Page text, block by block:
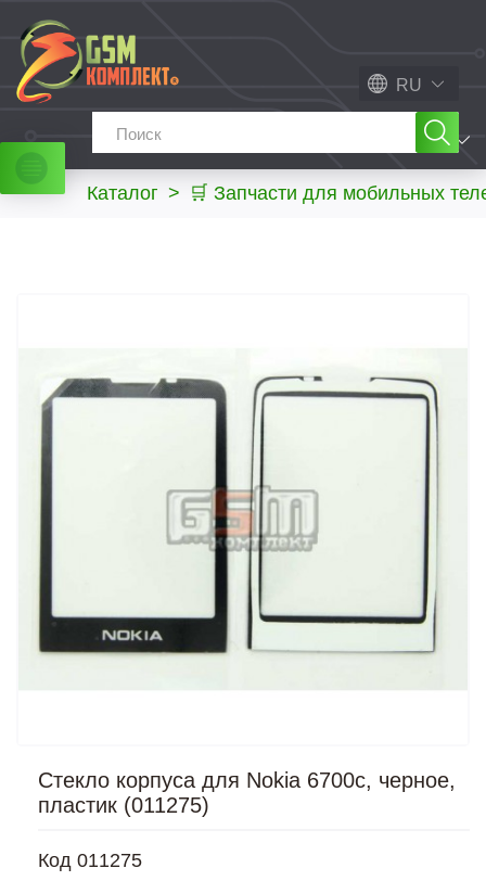
RU
МЕНЮ
Каталог > 🛒 Запчасти для мобильных
Стекло корпуса для Nokia 6700c, черное,
пластик (011275)
Код 011275